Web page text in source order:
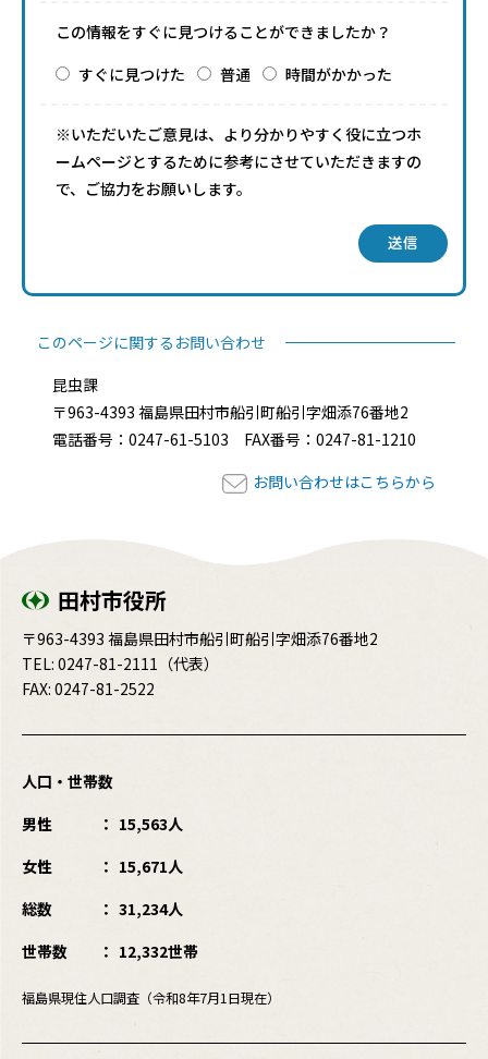
この情報をすぐに見つけることができましたか？
すぐに見つけた
普通 時間がかかった
※いただいたご意見は、より分かりやすく役に立つホ
ームページとするために参考にさせていただきますの
で、ご協力をお願いします。
送信
このページに関するお問い合わせ
昆虫課
〒963-4393 福島県田村市船引町船引字畑添76番地2
電話番号：0247-61-5103 FAX番号：0247-81-1210
お問い合わせはこちらから
田村市役所
〒963-4393 福島県田村市船引町船引字畑添76番地2
TEL: 0247-81-2111 （代表）
FAX: 0247-81-2522
人口・世帯数
男性
15,563人
女性
15,671人
総数
31,234人
世帯数
12,332世帯
福島県現住人口調査（令和8年7月1日現在）